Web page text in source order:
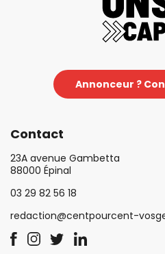
Annonceur ?
Contact
23A avenue Gambetta
88000 Épinal
03 29 82 56 18
redaction@centpourcent-